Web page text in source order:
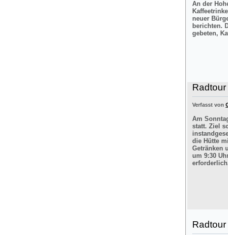
An der
neuer
berichten.
gebeten,
Verfasst von
Am
statt. Ziel
die Hütte
Getränken
um 9:30